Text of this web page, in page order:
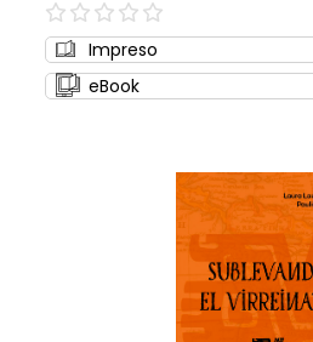
0%
Impreso
eBook